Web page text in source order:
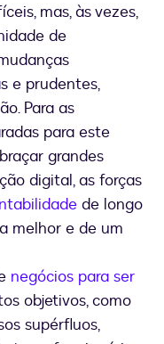
mas, às vezes,
de
e prudentes,
Para as
para este
grandes
digital, as forças
de longo
melhor e de um
negócios para ser
objetivos, como
supérfluos,